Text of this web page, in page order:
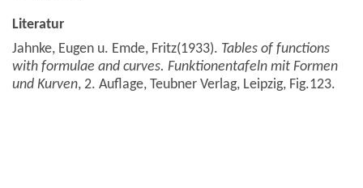
Literatur
Jahnke, Eugen u. Emde, Fritz(1933). Tables of functions
with formulae and curves. Funktionentafeln mit Formen
und Kurven, 2. Auflage, Teubner Verlag, Leipzig, Fig.123.